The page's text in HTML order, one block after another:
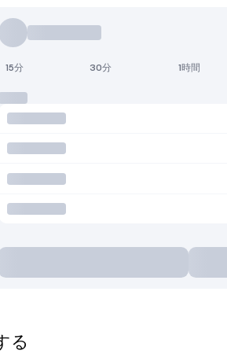
15分 30分 1時間
る